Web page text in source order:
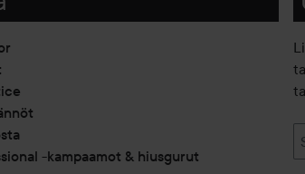
-kampaamot & hiusgurut